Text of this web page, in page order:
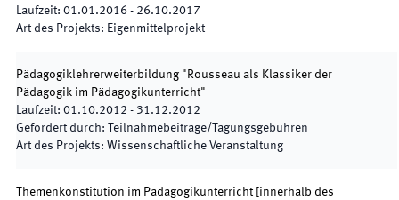
Laufzeit: 01.01.2016 - 26.10.2017
Art des Projekts: Eigenmittelprojekt
Pädagogiklehrerweiterbildung "Rousseau als Klassiker der
Pädagogik im Pädagogikunterricht"
Laufzeit: 01.10.2012 - 31.12.2012
Gefördert durch:
Teilnahmebeiträge/Tagungsgebühren
Art des Projekts: Wissenschaftliche Veranstaltung
Themenkonstitution im Pädagogikunterricht [innerhalb des